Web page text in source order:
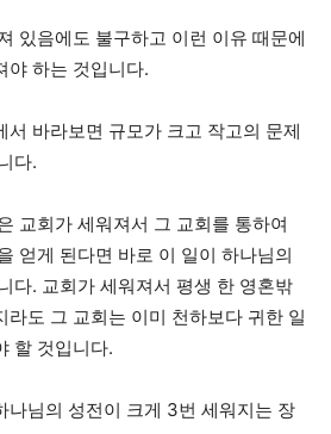
있음에도 불구하고 이런 이유 때문에
야 하는 것입니다.
서 바라보면 규모가 크고 작고의 문제
다.
교회가 세워져서 그 교회를 통하여
얻게 된다면 바로 이 일이 하나님의
다. 교회가 세워져서 평생 한 영혼밖
라도 그 교회는 이미 천하보다 귀한 일
할 것입니다.
나님의 성전이 크게 3번 세워지는 장